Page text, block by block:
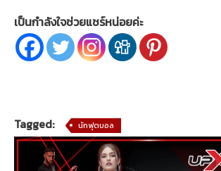
เป็นกำลังใจช่วยแชร์หน่อยค่ะ
Tagged: นักฟุตบอล